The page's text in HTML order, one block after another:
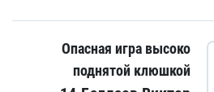
Опасная игра высоко
поднятой клюшкой